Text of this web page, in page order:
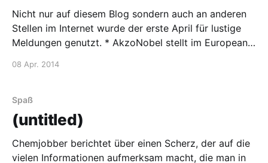
Nicht nur auf diesem Blog sondern auch an anderen
Stellen im Internet wurde der erste April für lustige
Meldungen genutzt. * AkzoNobel stellt im European
Dieser verwandelt Oberflächen in Surround-
Fortschritt der chemiekalienfreien Wissenschaft
beleuchtet. Vorgeschlagen ist ein Journal of
08 Apr. 2014
Spaß
(untitled)
Chemjobber berichtet über einen Scherz, der auf die
vielen Informationen aufmerksam macht, die man in